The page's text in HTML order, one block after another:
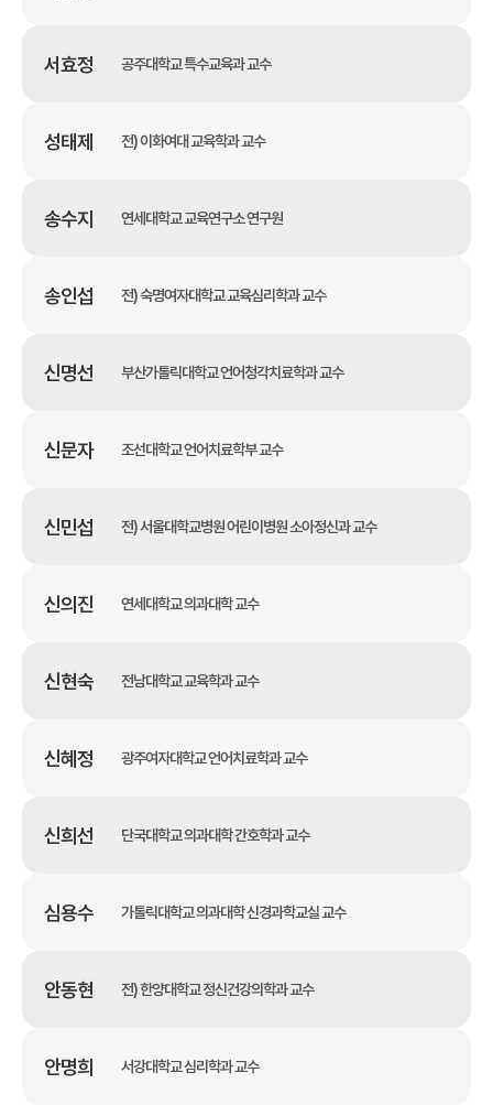
서효정 공주대학교 특수교육과 교수
성태제 전) 이화여대 교육학과 교수
송수지 연세대학교 교육연구소 연구원
송인섭 전) 숙명여자대학교 교육심리학과 교수
신명선 부산가톨릭대학교 언어청각치료학과 교수
신문자 조선대학교 언어치료학부 교수
신민섭 전) 서울대학교병원 어린이병원 소아정신과 교수
신의진 연세대학교 의과대학 교수
신현숙 전남대학교 교육학과 교수
신혜정 광주여자대학교 언어치료학과 교수
신희선 단국대학교 의과대학 간호학과 교수
심용수 가톨릭대학교 의과대학 신경과학교실 교수
안동현 전) 한양대학교 정신건강의학과 교수
안명희 서강대학교 심리학과 교수